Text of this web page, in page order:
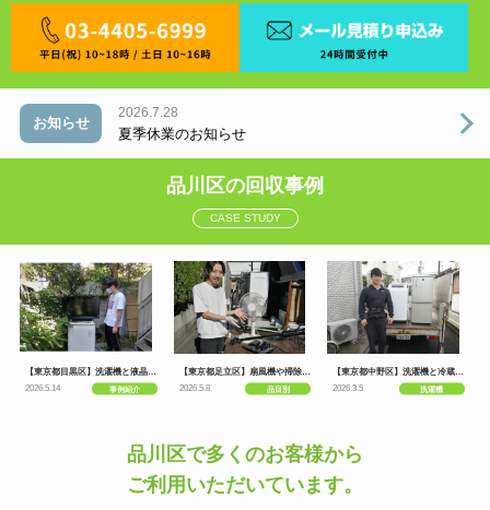
お知らせ
2026.7.28
夏季休業のお知らせ
品川区の回収事例
CASE STUDY
【東京都目黒区】洗濯機と液晶テ
レビの不用品回収事例0531
2026.5.14 事例紹介
【東京都足立区】扇風機や掃除機
の不用品回収事例0530
2026.5.8 品目別
【東京都中野区】洗濯機と冷蔵庫
の不用品回収事例0529
2026.3.5 洗濯機
品川区で多くのお客様から
ご利用いただいています。